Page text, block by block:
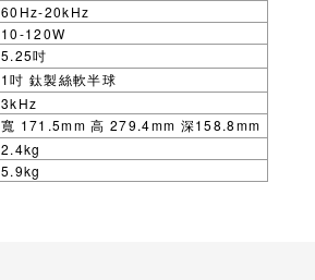
60Hz-20kHz
10-120W
5.25吋
1吋 鈦製絲軟半球
3kHz
寬 171.5mm高 279.4mm 深158.8mm
2.4kg
5.9kg